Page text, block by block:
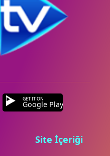
GET IT ON
Google Play
Site İçeriği